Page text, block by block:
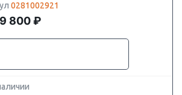
0281002921
9 800 ₽